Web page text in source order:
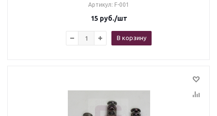
Артикул: F-001
15 руб./шт
В корзину